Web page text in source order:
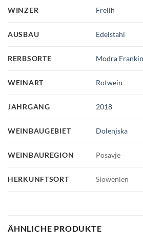
WINZER Frelih
AUSBAU Edelstahl
RERBSORTE Modra
WEINART Rotwein
JAHRGANG 2018
WEINBAUGEBIET Dolenjska
WEINBAUREGION Posavje
HERKUNFTSORT Slowenien
ÄHNLICHE PRODUKTE